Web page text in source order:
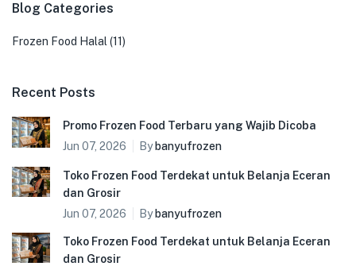
Blog Categories
Frozen Food Halal (11)
Recent Posts
Promo Frozen Food Terbaru yang Wajib Dicoba
Jun 07, 2026
By banyufrozen
Toko Frozen Food Terdekat untuk Belanja Eceran
dan Grosir
Jun 07, 2026
Bybanyufrozen
Toko Frozen Food Terdekat untuk Belanja Eceran
dan Grosir